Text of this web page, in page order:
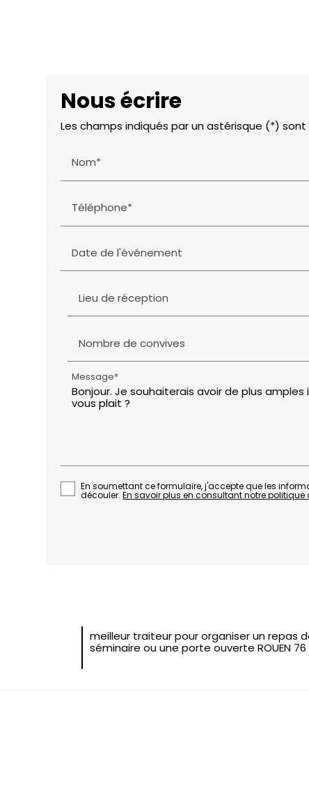
Nous écrire
Les champs indiqués par un astérisque (*)
Nom*
Téléphone*
Date de l'événement
Lieu de réception
Nombre de convives
Message*
En soumettant ce formulaire, j'accepte que les
découler.En savoir plus en consultant notre
meilleur traiteur pour organiser un repas
séminaire ou une porte ouverte ROUEN 76